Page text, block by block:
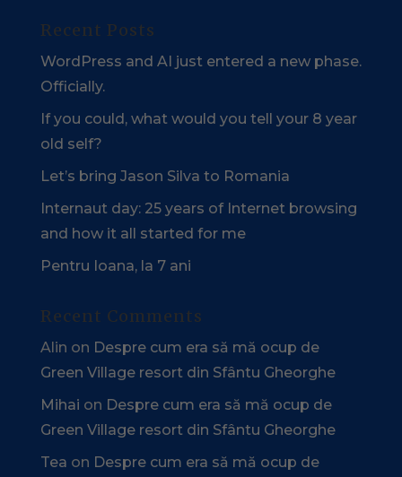
Recent Posts
WordPress and AI just entered a new phase.
Officially.
If you could, what would you tell your 8 year
old self?
Let’s bring Jason Silva to Romania
Internaut day: 25 years of Internet browsing
and how it all started for me
Pentru Ioana, la 7 ani
Recent Comments
Alin on Despre cum era să mă ocup de
Green Village resort din Sfântu Gheorghe
Mihai on Despre cum era să mă ocup de
Green Village resort din Sfântu Gheorghe
Tea on Despre cum era să mă ocup de